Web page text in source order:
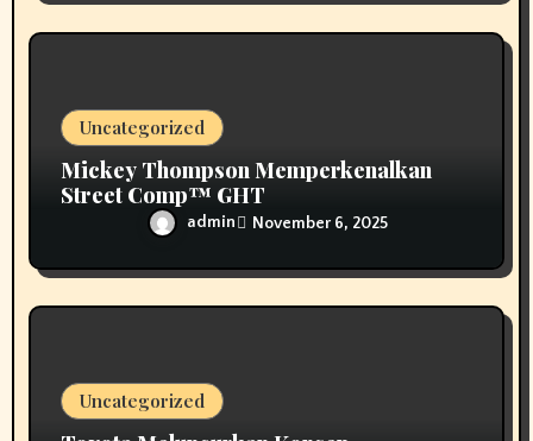
Uncategorized
Mickey Thompson Memperkenalkan
Street Comp™ GHT
admin November 6, 2025
Uncategorized